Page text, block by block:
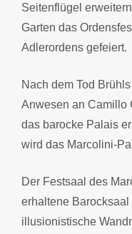
Seitenflügel
Garten das
Adlerordens gefeiert.
Nach dem Tod
Anwesen an Camillo
das barocke Palais
wird das Marcolini-
Der Festsaal des
erhaltene
illusionistische